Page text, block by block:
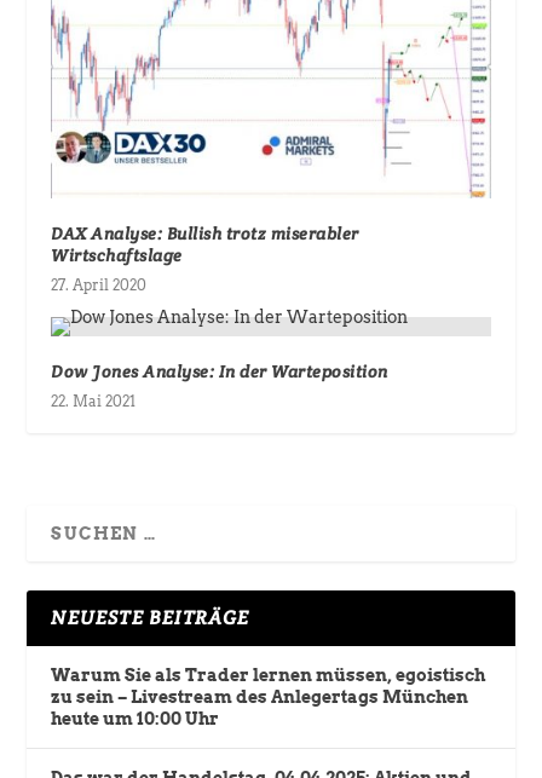
DAX Analyse: Bullish trotz miserabler
Wirtschaftslage
27. April 2020
Dow Jones Analyse: In der Warteposition
22. Mai 2021
NEUESTE BEITRÄGE
Warum Sie als Trader lernen müssen, egoistisch
zu sein – Livestream des Anlegertags München
heute um 10:00 Uhr